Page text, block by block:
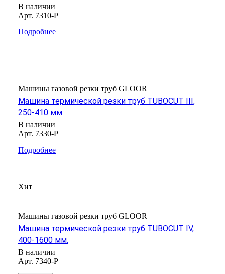
В наличии
Арт. 7310-P
Подробнее
Машины газовой резки труб GLOOR
Машина термической резки труб TUBOCUT III,
250-410 мм
В наличии
Арт. 7330-P
Подробнее
Хит
Машины газовой резки труб GLOOR
Машина термической резки труб TUBOCUT IV,
400-1600 мм.
В наличии
Арт. 7340-P